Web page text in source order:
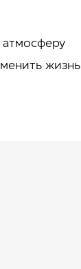
атмосферу
жизнь